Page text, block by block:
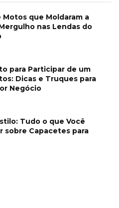
Motos que Moldaram a
nas Lendas do
para Participar de um
Dicas e Truques para
Negócio
Tudo o que Você
sobre Capacetes para